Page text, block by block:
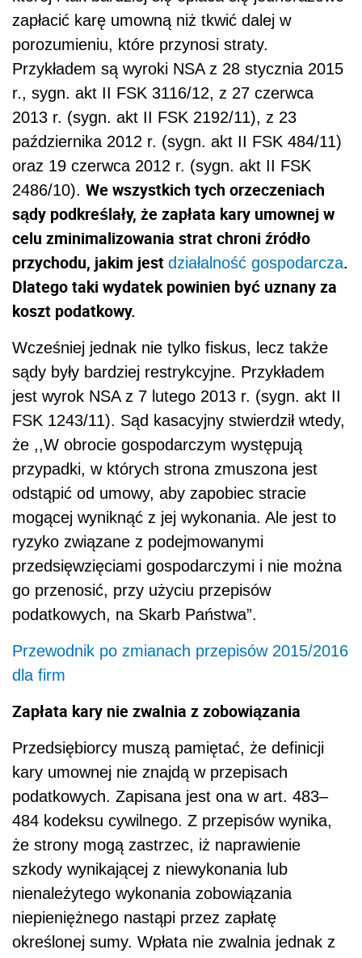
zapłacić karę umowną niż tkwić dalej w
porozumieniu, które przynosi straty.
Przykładem są wyroki NSA z 28 stycznia 2015
r., sygn. akt II FSK 3116/12, z 27 czerwca
2013 r. (sygn. akt II FSK 2192/11), z 23
października 2012 r. (sygn. akt II FSK 484/11)
oraz 19 czerwca 2012 r. (sygn. akt II FSK
2486/10). We wszystkich tych orzeczeniach
sądy podkreślały, że zapłata kary umownej w
celu zminimalizowania strat chroni źródło
przychodu, jakim jest działalność gospodarcza.
Dlatego taki wydatek powinien być uznany za
koszt podatkowy.
Wcześniej jednak nie tylko fiskus, lecz także
sądy były bardziej restrykcyjne. Przykładem
jest wyrok NSA z 7 lutego 2013 r. (sygn. akt II
FSK 1243/11). Sąd kasacyjny stwierdził wtedy,
że ,,W obrocie gospodarczym występują
przypadki, w których strona zmuszona jest
odstąpić od umowy, aby zapobiec stracie
mogącej wyniknąć z jej wykonania. Ale jest to
ryzyko związane z podejmowanymi
przedsięwzięciami gospodarczymi i nie można
go przenosić, przy użyciu przepisów
podatkowych, na Skarb Państwa”.
Przewodnik po zmianach przepisów 2015/2016
dla firm
Zapłata kary nie zwalnia z zobowiązania
Przedsiębiorcy muszą pamiętać, że definicji
kary umownej nie znajdą w przepisach
podatkowych. Zapisana jest ona w art. 483–
484 kodeksu cywilnego. Z przepisów wynika,
że strony mogą zastrzec, iż naprawienie
szkody wynikającej z niewykonania lub
nienależytego wykonania zobowiązania
niepieniężnego nastąpi przez zapłatę
określonej sumy. Wpłata nie zwalnia jednak z